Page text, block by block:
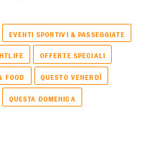
EVENTI SPORTIVI & PASSEGGIATE
OFFERTE SPECIALI
FOOD
QUESTO VENERDÌ
QUESTA DOMENICA